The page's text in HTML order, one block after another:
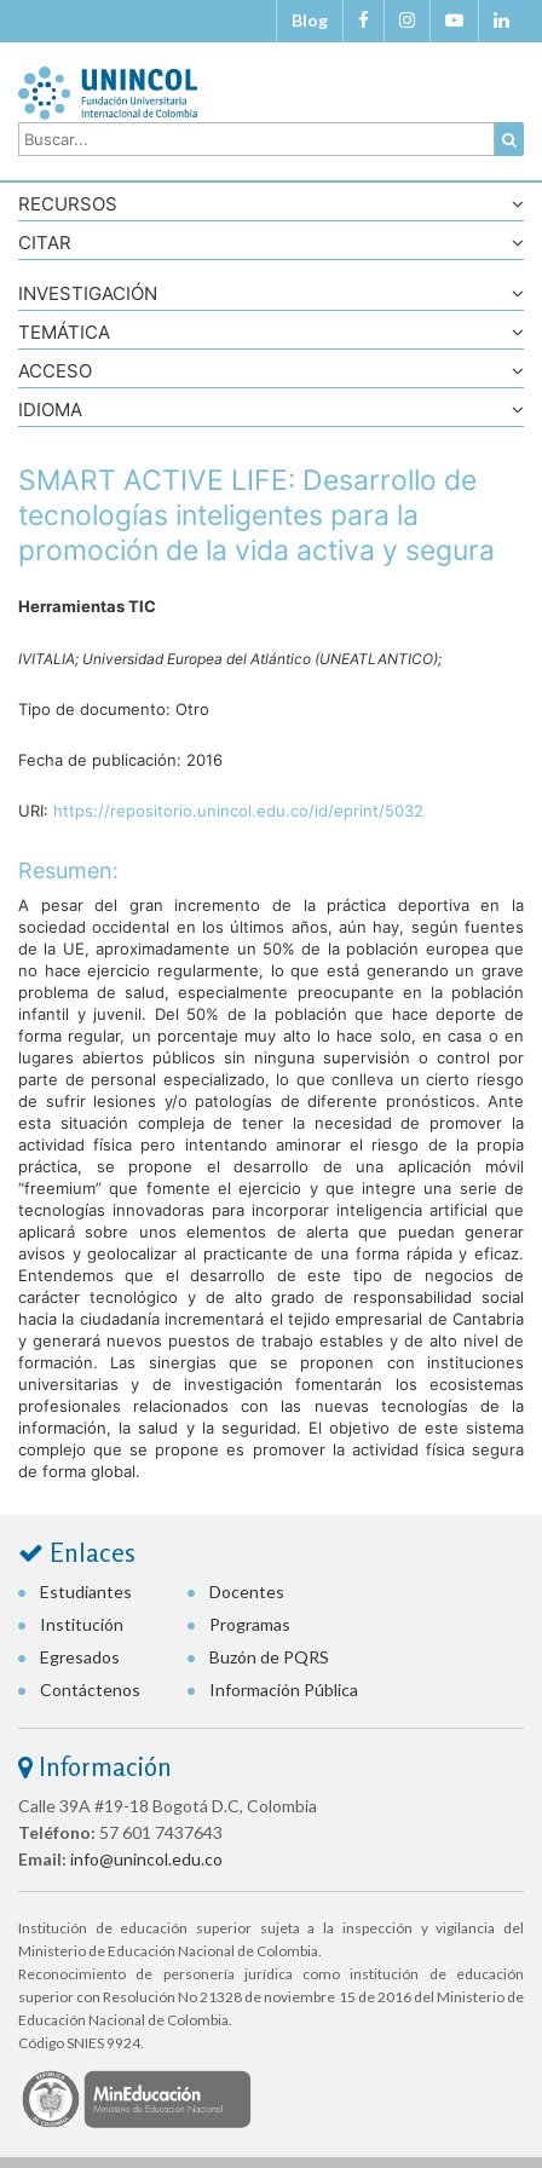
Blog
RECURSOS
CITAR
SMART ACTIVE LIFE: Desarrollo de
tecnologías inteligentes para la
promoción de la vida activa y segura
Herramientas TIC
IVITALIA; Universidad Europea del Atlántico (UNEATLANTICO);
Tipo de documento: Otro
Fecha de publicación: 2016
URI: https://repositorio.unincol.edu.co/id/eprint/5032
Resumen:
A pesar del gran incremento de la práctica deportiva en la
sociedad occidental en los últimos años, aún hay, según fuentes
de la UE, aproximadamente un 50% de la población europea que
no hace ejercicio regularmente, lo que está generando un grave
problema de salud, especialmente preocupante en la población
infantil y juvenil. Del 50% de la población que hace deporte de
forma regular, un porcentaje muy alto lo hace solo, en casa o en
lugares abiertos públicos sin ninguna supervisión o control por
parte de personal especializado, lo que conlleva un cierto riesgo
de sufrir lesiones y/o patologías de diferente pronósticos. Ante
esta situación compleja de tener la necesidad de promover la
actividad física pero intentando aminorar el riesgo de la propia
práctica, se propone el desarrollo de una aplicación móvil
“freemium” que fomente el ejercicio y que integre una serie de
tecnologías innovadoras para incorporar inteligencia artificial que
aplicará sobre unos elementos de alerta que puedan generar
avisos y geolocalizar al practicante de una forma rápida y eficaz.
Entendemos que el desarrollo de este tipo de negocios de
carácter tecnológico y de alto grado de responsabilidad social
hacia la ciudadanía incrementará el tejido empresarial de Cantabria
y generará nuevos puestos de trabajo estables y de alto nivel de
formación. Las sinergias que se proponen con instituciones
universitarias y de investigación fomentarán los ecosistemas
profesionales relacionados con las nuevas tecnologías de la
información, la salud y la seguridad. El objetivo de este sistema
complejo que se propone es promover la actividad física segura
de forma global.
INVESTIGACIÓN
TEMÁTICA
ACCESO
IDIOMA
Enlaces
Estudiantes
Docentes
Institución
Programas
Egresados
Buzón de PQRS
Contáctenos
Información Pública
Información
Calle 39A #19-18 Bogotá D.C, Colombia
Teléfono: 57 601 7437643
Email: info@unincol.edu.co
Institución de educación superior sujeta a la inspección y vigilancia del
Ministerio de Educación Nacional de Colombia.
Reconocimiento de personería jurídica como institución de educación
superior con Resolución No 21328 de noviembre 15 de 2016 del Ministerio de
Educación Nacional de Colombia.
Código SNIES 9924.